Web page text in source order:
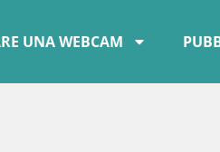
UNA WEBCAM